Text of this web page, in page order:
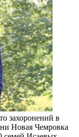
захоронений в
Новая Чемровка